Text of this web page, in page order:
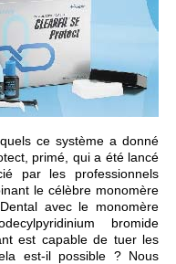
ce système a donné
primé, qui a été lancé
par les professionnels
le célèbre monomère
avec le monomère
bromide
est capable de tuer les
est-il possible ? Nous